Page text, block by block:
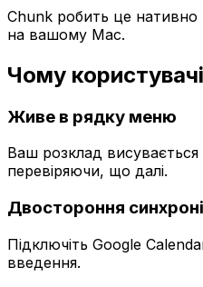
Chunk робить це
на вашому Mac.
Чому
Живе в рядку меню
Ваш розклад
перевіряючи, що далі.
Двостороння
Підключіть Google
введення.